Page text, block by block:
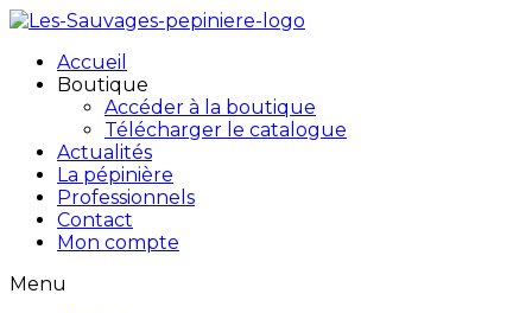
Accueil
Boutique
Accéder à la boutique
Télécharger le catalogue
Actualités
La pépinière
Professionnels
Contact
Mon compte
Menu